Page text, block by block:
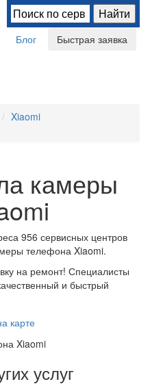
Блог
Быстрая заявка
Xiaomi
камеры
956 сервисных центров
телефона Xiaomi.
на ремонт! Специалисты
и быстрый
карте
услуг